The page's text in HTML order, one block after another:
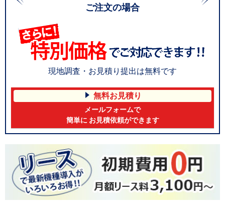
ご注文の場合
現地調査・お見積り提出は無料です
無料お見積り
メールフォームで
簡単に お見積依頼ができます